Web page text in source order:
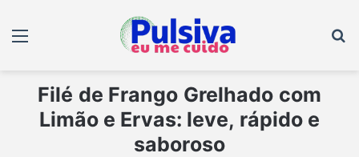
Menu
Filé de Frango Grelhado com
Limão e Ervas: leve, rápido e
saboroso